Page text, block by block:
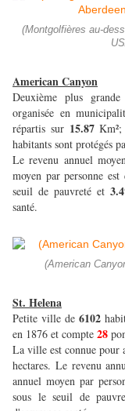
(Montgolfières au-
American Canyon
Deuxième plus
organisée en
répartis sur 15.87
habitants sont protégés
Le revenu annuel
moyen par personne
seuil de pauvreté et 3.4
santé.
(American
St. Helena
Petite ville de 6102
en 1876 et compte 28
La ville est connue pour
hectares. Le revenu
annuel moyen par
sous le seuil de